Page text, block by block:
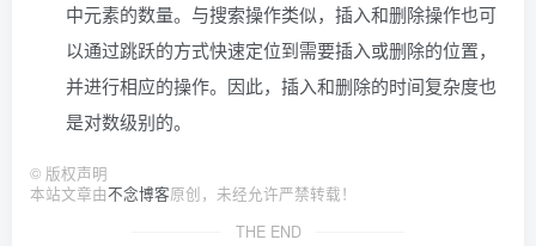
中元素的数量。与搜索操作类似，插入和删除操作也可
以通过跳跃的方式快速定位到需要插入或删除的位置，
并进行相应的操作。因此，插入和删除的时间复杂度也
是对数级别的。
© 版权声明
本站文章由不念博客原创，未经允许严禁转载！
THE END